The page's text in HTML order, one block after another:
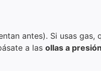
antes). Si usas gas,
a las ollas a presión